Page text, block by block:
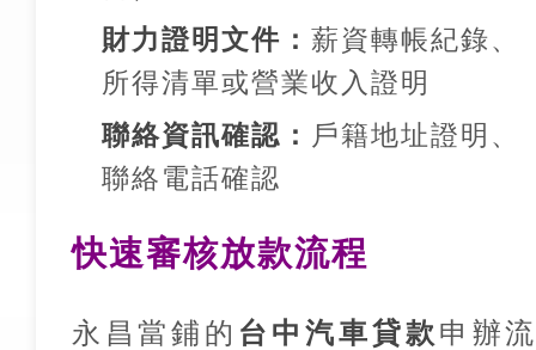
財力證明文件： 薪資轉帳紀錄、
所得清單或營業收入證明
聯絡資訊確認： 戶籍地址證明、
聯絡電話確認
快速審核放款流程
永昌當鋪的 台中汽車貸款 申辦流